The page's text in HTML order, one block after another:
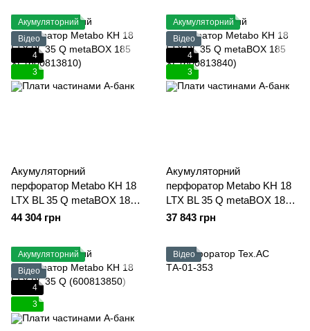
Акумуляторний
Відео
4
3
Акумуляторний
перфоратор Metabo KH 18
LTX BL 35 Q metaBOX 185
XL (600813810)
44 304 грн
Акумуляторний
Відео
4
3
Акумуляторний
перфоратор Metabo KH 18
LTX BL 35 Q metaBOX 185
XL (600813840)
37 843 грн
Акумуляторний
Відео
4
3
Відео